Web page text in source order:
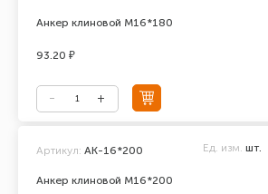
Анкер клиновой М16*180
93.20 ₽
Анкер клиновой М16*200
Артикул: АК-16*200 Ед. изм. шт.